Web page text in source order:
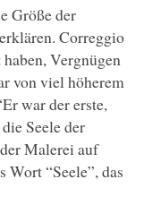
Größe der
Correggio
Vergnügen
von viel höherem
war der erste,
Seele der
Malerei auf
Wort “Seele”, das